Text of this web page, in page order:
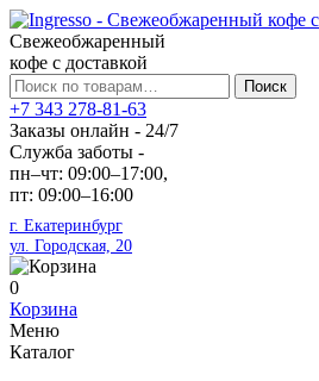
Свежеобжаренный
кофе с доставкой
Искать:
Поиск
+7 343 278-81-63
Заказы онлайн - 24/7
Служба заботы -
пн–чт: 09:00–17:00,
пт: 09:00–16:00
г. Екатеринбург
ул. Городская, 20
0
Корзина
Меню
Каталог